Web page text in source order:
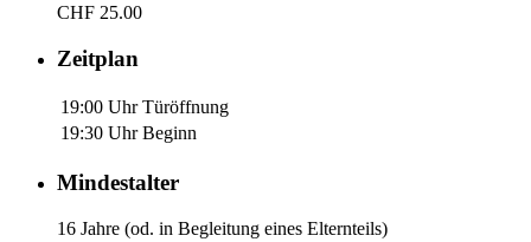
CHF 25.00
Zeitplan
19:00 Uhr Türöffnung
19:30 Uhr Beginn
Mindestalter
16 Jahre (od. in Begleitung eines Elternteils)